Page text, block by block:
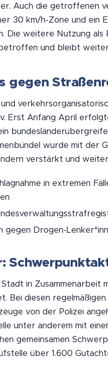
Auch die getroffenen
30 km/h-Zone und ein
Die weitere Nutzung
und bleibt
gegen
Erst Anfang April
wurde mit der
verstärkt und
in extremen
gegen Drogen-
in
Bei diesen
von der Polizei
unter anderem mit
gemeinsamen
über 1.600